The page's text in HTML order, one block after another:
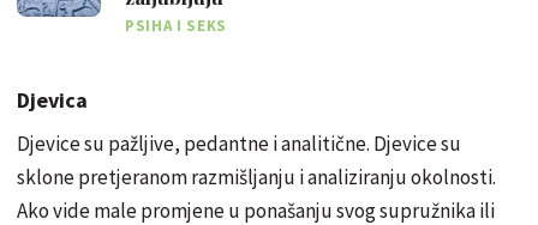
PSIHA I SEKS
Djevica
Djevice su pažljive, pedantne i analitične. Djevice su
sklone pretjeranom razmišljanju i analiziranju okolnosti.
Ako vide male promjene u ponašanju svog supružnika ili